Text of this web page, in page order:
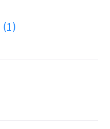
(1)